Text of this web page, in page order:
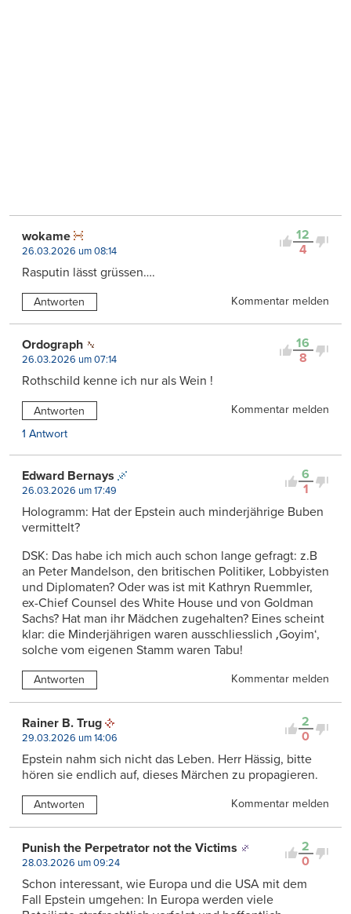
12
4
wokame
26.03.2026 um 08:14
Rasputin lässt grüssen….
Antworten Kommentar melden
16
8
Ordograph
26.03.2026 um 07:14
Rothschild kenne ich nur als Wein !
Antworten
Kommentar melden
1 Antwort
6
1
Edward Bernays
26.03.2026 um 17:49
Hologramm: Hat der Epstein auch minderjährige Buben
vermittelt?
DSK: Das habe ich mich auch schon lange gefragt: z.B
an Peter Mandelson, den britischen Politiker, Lobbyisten
und Diplomaten? Oder was ist mit Kathryn Ruemmler,
ex-Chief Counsel des White House und von Goldman
Sachs? Hat man ihr Mädchen zugehalten? Eines scheint
klar: die Minderjährigen waren ausschliesslich ‚Goyim‘,
solche vom eigenen Stamm waren Tabu!
Antworten Kommentar melden
2
0
Rainer B. Trug
29.03.2026 um 14:06
Epstein nahm sich nicht das Leben. Herr Hässig, bitte
hören sie endlich auf, dieses Märchen zu propagieren.
Antworten Kommentar melden
2
0
Punish the Perpetrator not the Victims
28.03.2026 um 09:24
Schon interessant, wie Europa und die USA mit dem
Fall Epstein umgehen: In Europa werden viele